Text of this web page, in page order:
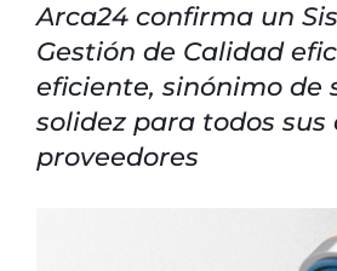
Arca24 confirma un
Gestión de Calidad
eficiente, sinónimo de
solidez para todos sus
proveedores